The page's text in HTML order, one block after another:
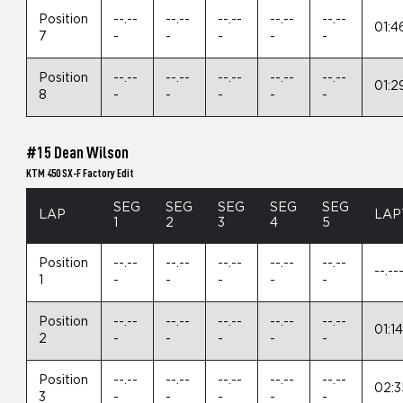
Position
7
--.--
-
--.--
-
--.--
-
--.--
-
--.--
-
Position
8
--.--
-
--.--
-
--.--
-
--.--
-
--.--
-
#15 Dean Wilson
KTM 450 SX-F Factory Edit
LAP
SEG
1
SEG
2
SEG
3
SEG
4
SEG
5
Position
1
--.--
-
--.--
-
--.--
-
--.--
-
--.--
-
--
Position
2
--.--
-
--.--
-
--.--
-
--.--
-
--.--
-
Position
3
--.--
-
--.--
-
--.--
-
--.--
-
--.--
-